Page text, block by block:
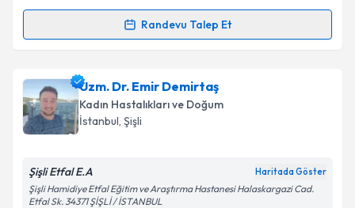
Takvim Talebini Gönder
Randevu Talep Et
Randevu Takvimi Talebi
Op. Dr. Sinan Güleç için randevu takvimi talebi
oluşturun. Size bu uzmandan randevu almanız için bir
takvim hazırlandığında e-posta ile bilgilendireceğiz.
Uzm. Dr. Emir Demirtaş
Kadın Hastalıkları ve Doğum
İstanbul, Şişli
Şişli Etfal E.A Haritada Göster
Şişli Hamidiye Etfal Eğitim ve Araştırma Hastanesi Halaskargazi Cad.
Etfal Sk. 34371 ŞİŞLİ / İSTANBUL